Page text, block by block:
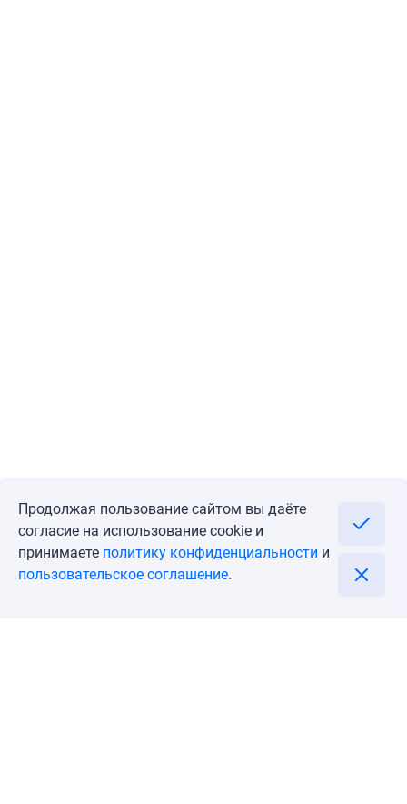
Продолжая пользование сайтом вы даёте
согласие на использование cookie и
принимаете политику конфиденциальности и
пользовательское соглашение.